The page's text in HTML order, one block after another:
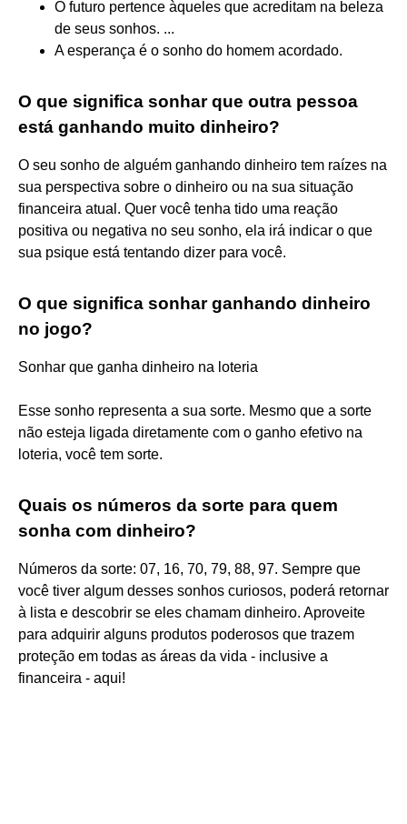
O futuro pertence àqueles que acreditam na beleza
de seus sonhos. ...
A esperança é o sonho do homem acordado.
O que significa sonhar que outra pessoa
está ganhando muito dinheiro?
O seu sonho de alguém ganhando dinheiro tem raízes na
sua perspectiva sobre o dinheiro ou na sua situação
financeira atual. Quer você tenha tido uma reação
positiva ou negativa no seu sonho, ela irá indicar o que
sua psique está tentando dizer para você.
O que significa sonhar ganhando dinheiro
no jogo?
Sonhar que ganha dinheiro na loteria
Esse sonho representa a sua sorte. Mesmo que a sorte
não esteja ligada diretamente com o ganho efetivo na
loteria, você tem sorte.
Quais os números da sorte para quem
sonha com dinheiro?
Números da sorte: 07, 16, 70, 79, 88, 97. Sempre que
você tiver algum desses sonhos curiosos, poderá retornar
à lista e descobrir se eles chamam dinheiro. Aproveite
para adquirir alguns produtos poderosos que trazem
proteção em todas as áreas da vida - inclusive a
financeira - aqui!